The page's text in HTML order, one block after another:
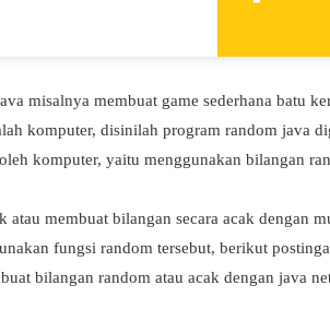
misalnya membuat game sederhana batu
komputer, disinilah program random java
komputer, yaitu menggunakan bilangan
atau membuat bilangan secara acak dengan
fungsi random tersebut, berikut
bilangan random atau acak dengan java